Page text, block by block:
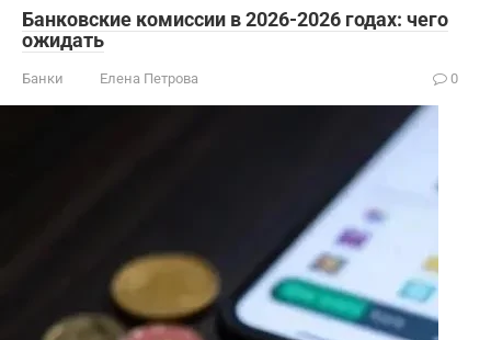
Банковские комиссии в 2026-2026 годах: чего
ожидать
Банки Елена Петрова 0